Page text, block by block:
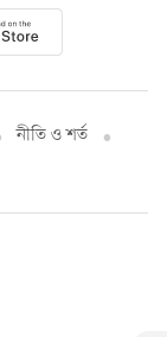
নীতি ও শর্ত